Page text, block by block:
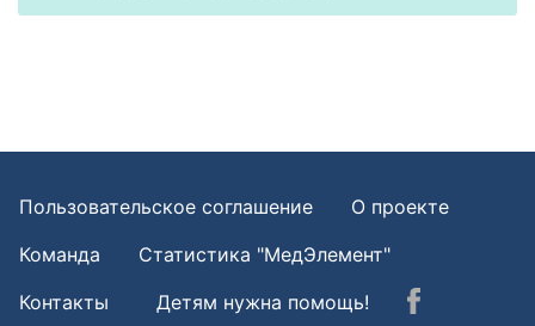
Пользовательское соглашение
О проекте
Команда
Статистика "МедЭлемент"
Контакты
Детям нужна помощь!